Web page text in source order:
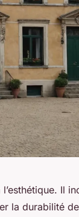
Il
la durabilité